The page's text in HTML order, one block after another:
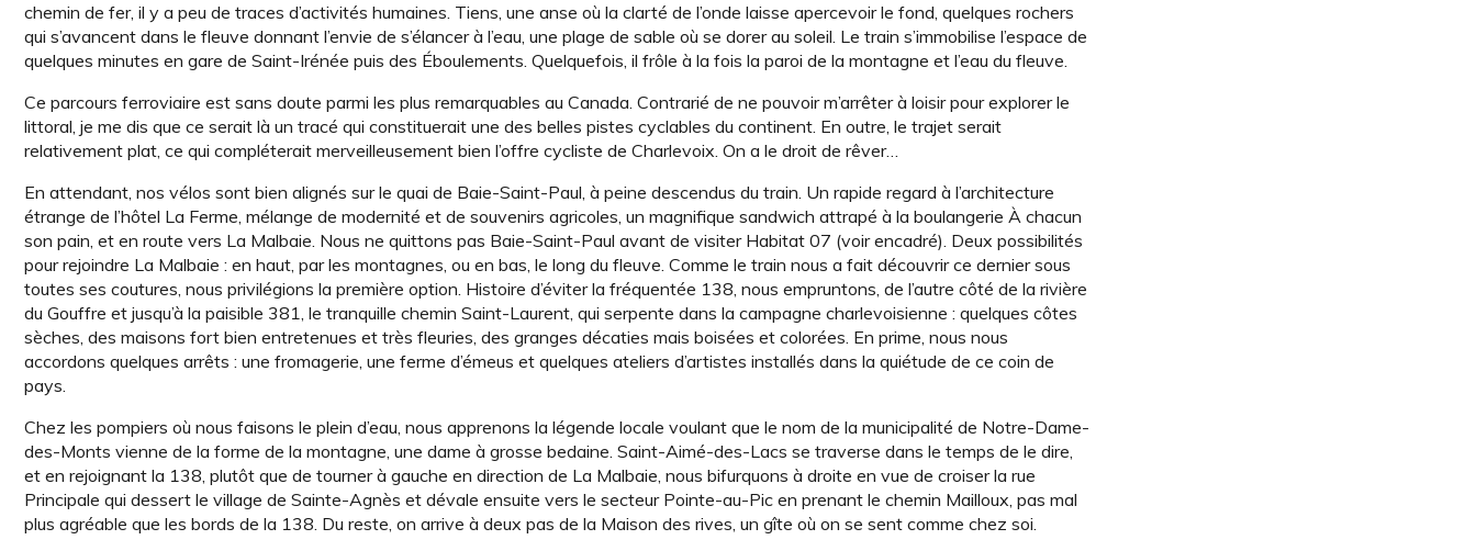
chemin de fer, il y a peu de traces d’activités humaines. Tiens, une anse où la clarté de l’onde laisse apercevoir le fond, quelques rochers
qui s’avancent dans le fleuve donnant l’envie de s’élancer à l’eau, une plage de sable où se dorer au soleil. Le train s’immobilise l’espace de
quelques minutes en gare de Saint-Irénée puis des Éboulements. Quelquefois, il frôle à la fois la paroi de la montagne et l’eau du fleuve.
Ce parcours ferroviaire est sans doute parmi les plus remarquables au Canada. Contrarié de ne pouvoir m’arrêter à loisir pour explorer le
littoral, je me dis que ce serait là un tracé qui constituerait une des belles pistes cyclables du continent. En outre, le trajet serait
relativement plat, ce qui compléterait merveilleusement bien l’offre cycliste de Charlevoix. On a le droit de rêver…
En attendant, nos vélos sont bien alignés sur le quai de Baie-Saint-Paul, à peine descendus du train. Un rapide regard à l’architecture
étrange de l’hôtel La Ferme, mélange de modernité et de souvenirs agricoles, un magnifique sandwich attrapé à la boulangerie À chacun
son pain, et en route vers La Malbaie. Nous ne quittons pas Baie-Saint-Paul avant de visiter Habitat 07 (voir encadré). Deux possibilités
pour rejoindre La Malbaie : en haut, par les montagnes, ou en bas, le long du fleuve. Comme le train nous a fait découvrir ce dernier sous
toutes ses coutures, nous privilégions la première option. Histoire d’éviter la fréquentée 138, nous empruntons, de l’autre côté de la rivière
du Gouffre et jusqu’à la paisible 381, le tranquille chemin Saint-Laurent, qui serpente dans la campagne charlevoisienne : quelques côtes
sèches, des maisons fort bien entretenues et très fleuries, des granges décaties mais boisées et colorées. En prime, nous nous
accordons quelques arrêts : une fromagerie, une ferme d’émeus et quelques ateliers d’artistes installés dans la quiétude de ce coin de
pays.
Chez les pompiers où nous faisons le plein d’eau, nous apprenons la légende locale voulant que le nom de la municipalité de Notre-Dame-
des-Monts vienne de la forme de la montagne, une dame à grosse bedaine. Saint-Aimé-des-Lacs se traverse dans le temps de le dire,
et en rejoignant la 138, plutôt que de tourner à gauche en direction de La Malbaie, nous bifurquons à droite en vue de croiser la rue
Principale qui dessert le village de Sainte-Agnès et dévale ensuite vers le secteur Pointe-au-Pic en prenant le chemin Mailloux, pas mal
plus agréable que les bords de la 138. Du reste, on arrive à deux pas de la Maison des rives, un gîte où on se sent comme chez soi.